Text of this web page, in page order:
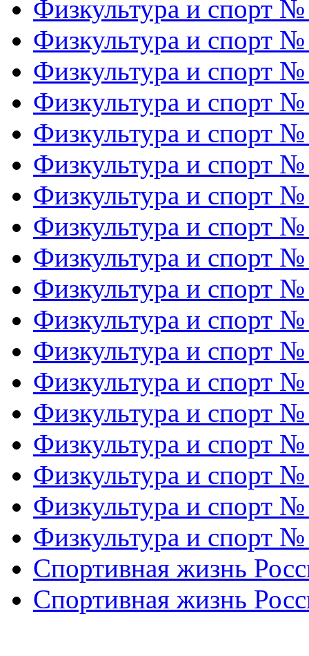
Физкультура и спорт
Физкультура и спорт
Физкультура и спорт
Физкультура и спорт
Физкультура и спорт
Физкультура и спорт
Физкультура и спорт
Физкультура и спорт
Физкультура и спорт
Физкультура и спорт
Физкультура и спорт
Физкультура и спорт
Физкультура и спорт
Физкультура и спорт
Физкультура и спорт
Физкультура и спорт
Физкультура и спорт
Физкультура и спорт
Спортивная жизнь
Спортивная жизнь